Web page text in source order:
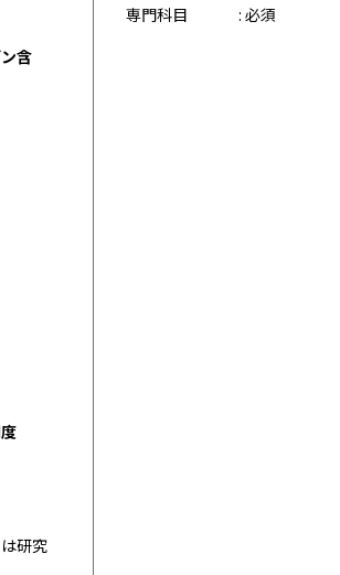
含
研究
専門科目
: 必須